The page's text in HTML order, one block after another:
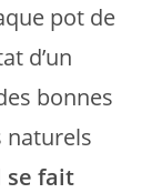
pot de
d’un
bonnes
naturels
se fait